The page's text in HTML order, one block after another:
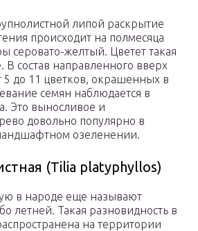
липой раскрытие
происходит на полмесяца
серовато-желтый. Цветет такая
состав направленного вверх
5 до 11 цветков, окрашенных в
семян наблюдается в
Это выносливое и
довольно популярно в
озеленении.
(Tilia platyphyllos)
в народе еще называют
летней. Такая разновидность в
на территории